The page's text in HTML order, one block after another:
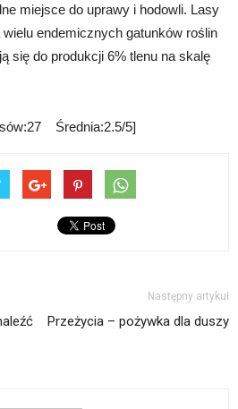
miejsce do uprawy i hodowli. Lasy
endemicznych gatunków roślin
się do produkcji 6% tlenu na skalę
Średnia:2.5/5]
Następny artykuł
Przeżycia – pożywka dla duszy